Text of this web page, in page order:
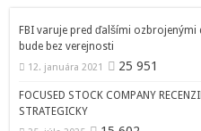
FBI varuje pred ďalšími
bude bez verejnosti
12. januára 2021 25 951
FOCUSED STOCK COMPANY
STRATEGICKY